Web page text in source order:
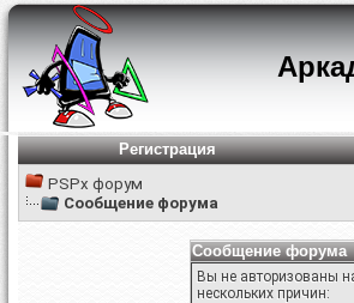
Регистрация
PSPx форум
Сообщение форума
Сообщение форума
Вы не авторизованы
нескольких причин: